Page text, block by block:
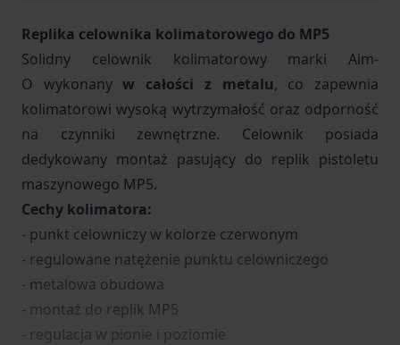
Replika celownika kolimatorowego do MP5
Solidny celownik kolimatorowy marki Aim-
O wykonany w całości z metalu, co zapewnia
kolimatorowi wysoką wytrzymałość oraz odporność
na czynniki zewnętrzne. Celownik posiada
dedykowany montaż pasujący do replik pistoletu
maszynowego MP5.
Cechy kolimatora:
- punkt celowniczy w kolorze czerwonym
- regulowane natężenie punktu celowniczego
- metalowa obudowa
- montaż do replik MP5
- regulacja w pionie i poziomie